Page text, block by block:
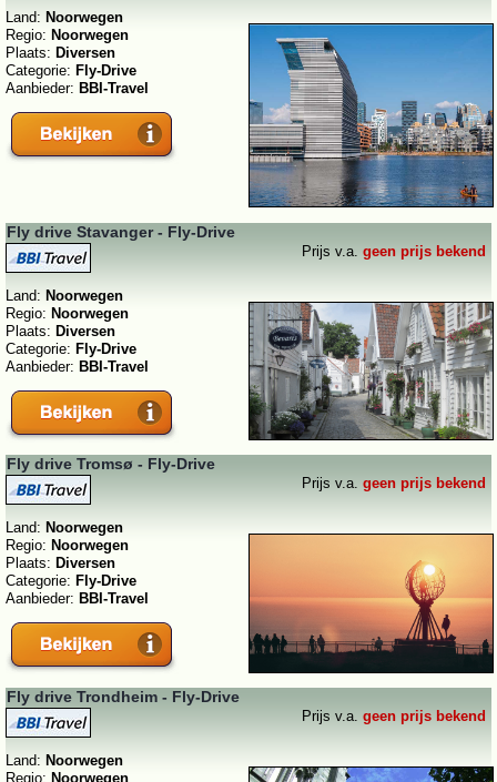
Land: Noorwegen
Regio: Noorwegen
Plaats: Diversen
Categorie: Fly-Drive
Aanbieder: BBI-Travel
Fly drive Stavanger - Fly-Drive
Prijs v.a. geen prijs bekend
Land: Noorwegen
Regio: Noorwegen
Plaats: Diversen
Categorie: Fly-Drive
Aanbieder: BBI-Travel
Fly drive Tromsø - Fly-Drive
Prijs v.a. geen prijs bekend
Land: Noorwegen
Regio: Noorwegen
Plaats: Diversen
Categorie: Fly-Drive
Aanbieder: BBI-Travel
Fly drive Trondheim - Fly-Drive
Prijs v.a. geen prijs bekend
Land: Noorwegen
Regio: Noorwegen